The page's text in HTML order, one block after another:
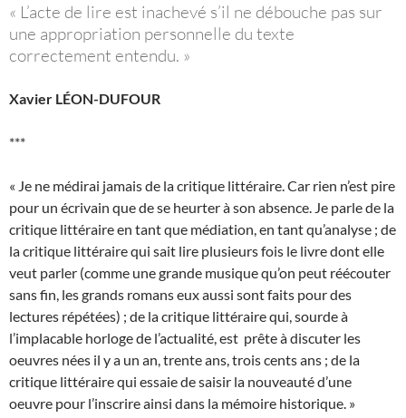
« L’acte de lire est inachevé s’il ne débouche pas sur
une appropriation personnelle du texte
correctement entendu. »
Xavier LÉON-DUFOUR
***
« Je ne médirai jamais de la critique littéraire. Car rien n’est pire
pour un écrivain que de se heurter à son absence. Je parle de la
critique littéraire en tant que médiation, en tant qu’analyse ; de
la critique littéraire qui sait lire plusieurs fois le livre dont elle
veut parler (comme une grande musique qu’on peut réécouter
sans fin, les grands romans eux aussi sont faits pour des
lectures répétées) ; de la critique littéraire qui, sourde à
l’implacable horloge de l’actualité, est prête à discuter les
oeuvres nées il y a un an, trente ans, trois cents ans ; de la
critique littéraire qui essaie de saisir la nouveauté d’une
oeuvre pour l’inscrire ainsi dans la mémoire historique. »